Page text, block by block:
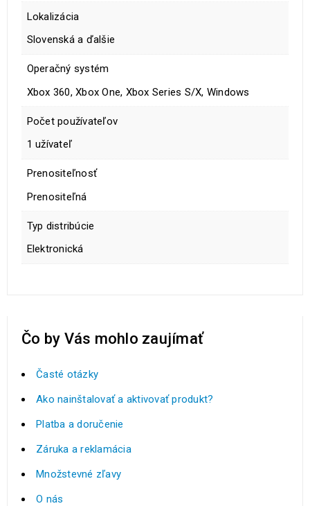
Lokalizácia
Slovenská a ďalšie
Operačný systém
Xbox 360, Xbox One, Xbox Series S/X, Windows
Počet používateľov
1 užívateľ
Prenositeľnosť
Prenositeľná
Typ distribúcie
Elektronická
Čo by Vás mohlo zaujímať
Časté otázky
Ako nainštalovať a aktivovať produkt?
Platba a doručenie
Záruka a reklamácia
Množstevné zľavy
O nás